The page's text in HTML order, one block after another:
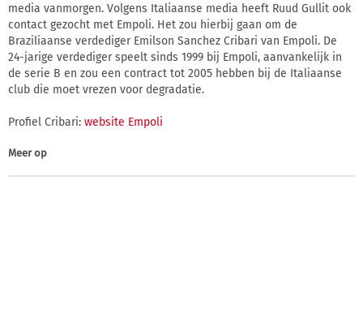
media vanmorgen. Volgens Italiaanse media heeft Ruud Gullit ook
contact gezocht met Empoli. Het zou hierbij gaan om de
Braziliaanse verdediger Emilson Sanchez Cribari van Empoli. De
24-jarige verdediger speelt sinds 1999 bij Empoli, aanvankelijk in
de serie B en zou een contract tot 2005 hebben bij de Italiaanse
club die moet vrezen voor degradatie.
Profiel Cribari: website Empoli
Meer op